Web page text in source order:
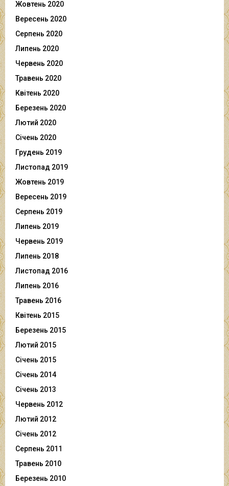
Жовтень 2020
Вересень 2020
Серпень 2020
Липень 2020
Червень 2020
Травень 2020
Квітень 2020
Березень 2020
Лютий 2020
Січень 2020
Грудень 2019
Листопад 2019
Жовтень 2019
Вересень 2019
Серпень 2019
Липень 2019
Червень 2019
Липень 2018
Листопад 2016
Липень 2016
Травень 2016
Квітень 2015
Березень 2015
Лютий 2015
Січень 2015
Січень 2014
Січень 2013
Червень 2012
Лютий 2012
Січень 2012
Серпень 2011
Травень 2010
Березень 2010